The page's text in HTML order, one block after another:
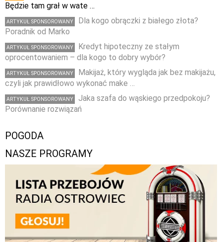
Będzie tam grał w wate …
ARTYKUŁ SPONSOROWANY
Dla kogo obrączki z białego złota?
Poradnik od Marko
ARTYKUŁ SPONSOROWANY
Kredyt hipoteczny ze stałym
oprocentowaniem – dla kogo to dobry wybór?
ARTYKUŁ SPONSOROWANY
Makijaż, który wygląda jak bez makijażu,
czyli jak prawidłowo wykonać make …
ARTYKUŁ SPONSOROWANY
Jaka szafa do wąskiego przedpokoju?
Porównanie rozwiązań
POGODA
NASZE PROGRAMY